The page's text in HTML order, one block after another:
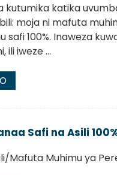
kutumika katika
moja ni mafuta
safi 100%. Inaweza
ili iweze ...
Safi na Asili
Mafuta Muhimu ya